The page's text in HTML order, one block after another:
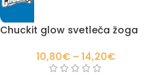
Chuckit glow svetleča žoga
10,80€ – 14,20€